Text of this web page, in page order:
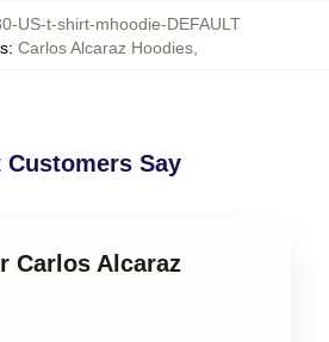
US-t-shirt-mhoodie-DEFAULT
: Carlos Alcaraz Hoodies
Customers Say
Carlos Alcaraz